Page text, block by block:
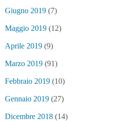
Giugno 2019 (7)
Maggio 2019 (12)
Aprile 2019 (9)
Marzo 2019 (91)
Febbraio 2019 (10)
Gennaio 2019 (27)
Dicembre 2018 (14)